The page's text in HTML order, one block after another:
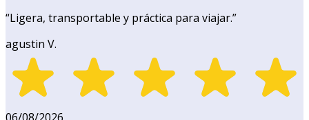
“Ligera, transportable y práctica para viajar.”
agustin V.